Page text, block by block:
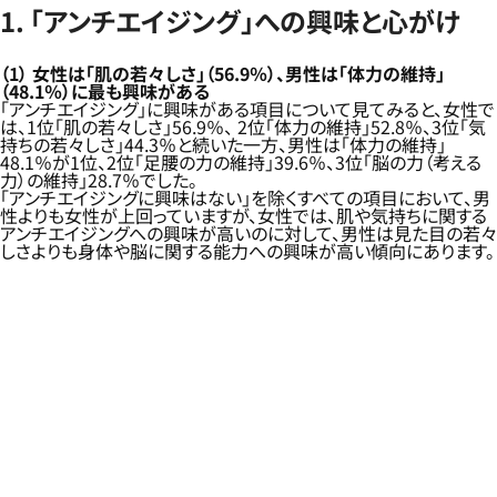
1. 「アンチエイジング」への興味と心がけ
（1） 女性は「肌の若々しさ」（56.9％）、男性は「体力の維持」
（48.1％）に最も興味がある
「アンチエイジング」に興味がある項目について見てみると、女性で
は、1位「肌の若々しさ」56.9％、 2位「体力の維持」52.8％、3位「気
持ちの若々しさ」44.3％と続いた一方、男性は「体力の維持」
48.1％が1位、2位「足腰の力の維持」39.6％、3位「脳の力（考える
力）の維持」28.7％でした。
「アンチエイジングに興味はない」を除くすべての項目において、男
性よりも女性が上回っていますが、女性では、肌や気持ちに関する
アンチエイジングへの興味が高いのに対して、男性は見た目の若々
しさよりも身体や脳に関する能力への興味が高い傾向にあります。